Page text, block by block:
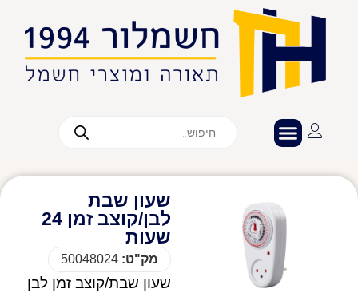
שעון שבת
לבן/קוצב זמן 24
שעות
מק"ט: 50048024
שעון שבת/קוצב זמן לבן